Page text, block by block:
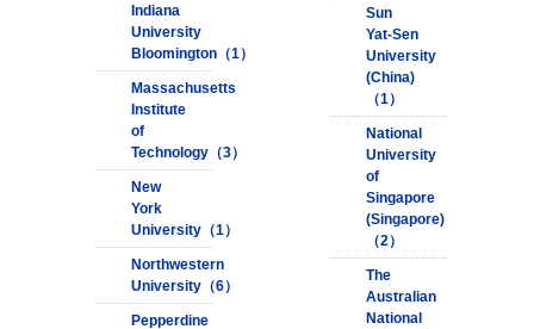
Indiana
University
Bloomington（1）
Massachusetts
Institute
of
Technology（3）
New
York
University（1）
Northwestern
University（6）
Pepperdine
Sun
Yat-Sen
University
(China)
（1）
National
University
of
Singapore
(Singapore)
（2）
The
Australian
National